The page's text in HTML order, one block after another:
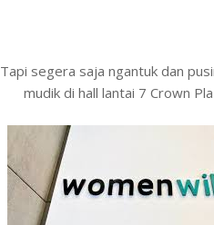
Tapi segera saja ngantuk dan
mudik di hall lantai 7 Crown